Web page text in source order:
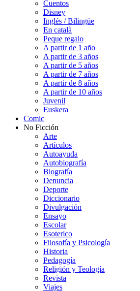
Cuentos
Disney
Inglés / Bilingüe
En català
Peque regalo
A partir de 1 año
A partir de 3 años
A partir de 5 años
A partir de 7 años
A partir de 8 años
A partir de 10 años
Juvenil
Euskera
Comic
No Ficción
Arte
Artículos
Autoayuda
Autobiografía
Biografía
Denuncia
Deporte
Diccionario
Divulgación
Ensayo
Escolar
Esoterico
Filosofía y Psicología
Historia
Pedagogía
Religión y Teología
Revista
Viajes